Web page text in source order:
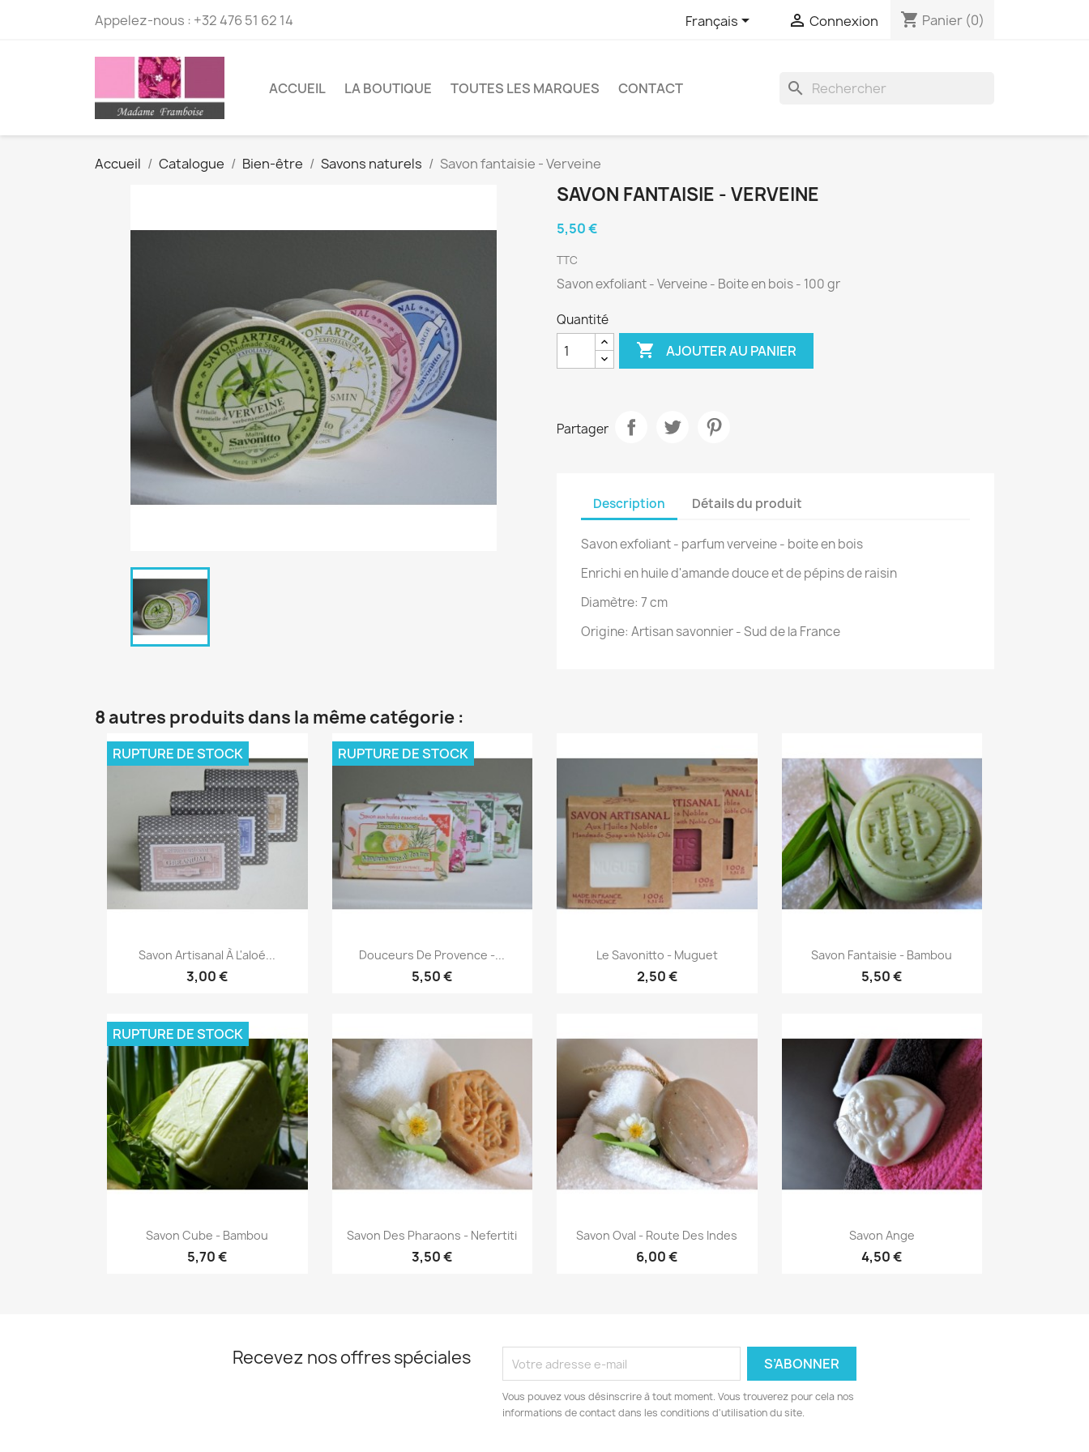
Appelez-nous : +32 476 51 62 14 Français  Connexion shopping_cart Panier (0)
ACCUEIL LA BOUTIQUE TOUTES LES MARQUES CONTACT 
Accueil Catalogue Bien-être Savons naturels Savon fantaisie - Verveine
SAVON FANTAISIE - VERVEINE
5,50 €
TTC
Savon exfoliant - Verveine - Boite en bois - 100 gr
Quantité
 AJOUTER AU PANIER
Partager
Description Détails du produit
Savon exfoliant - parfum verveine - boite en bois
Enrichi en huile d'amande douce et de pépins de raisin
Diamètre: 7 cm
Origine: Artisan savonnier - Sud de la France
8 autres produits dans la même catégorie :
Aperçu rapide
Savon Artisanal À L'aloé...
3,00 €
RUPTURE DE STOCK
Aperçu rapide
Douceurs De Provence -...
5,50 €
RUPTURE DE STOCK
Aperçu rapide
Le Savonitto - Muguet
2,50 €
 Aperçu rapide
Savon Fantaisie - Bambou
5,50 €
Aperçu rapide
Savon Cube - Bambou
5,70 €
RUPTURE DE STOCK
Aperçu rapide
Savon Des Pharaons - Nefertiti
3,50 €
Aperçu rapide
Savon Oval - Route Des Indes
6,00 €
Aperçu rapide
Savon Ange
4,50 €
Recevez nos offres spéciales
Vous pouvez vous désinscrire à tout moment. Vous trouverez pour cela nos
informations de contact dans les conditions d'utilisation du site.